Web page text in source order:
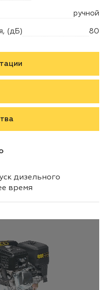
ручной
(дБ) 80
дизельного
время